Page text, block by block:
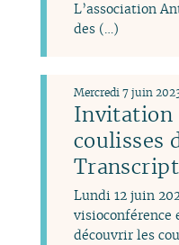
L’association
des (…)
Invitation
coulisses
Mercredi 7 juin
Lundi 12 juin
visioconférence
découvrir les